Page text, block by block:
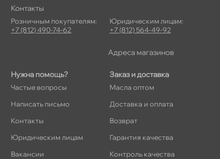
Нужна помощь?
Частые вопросы
Написать письмо
Контакты
Юридическим лицам
акансии
Заказ и доставка
Масла оптом
Доставка и оплата
озврат
Гарантия качества
Контроль качества
Контакты
Розничным покупателям:
+7 (812) 490-74-62
Юридическим лицам:
+7 (812) 564-49-92
Адреса магазино